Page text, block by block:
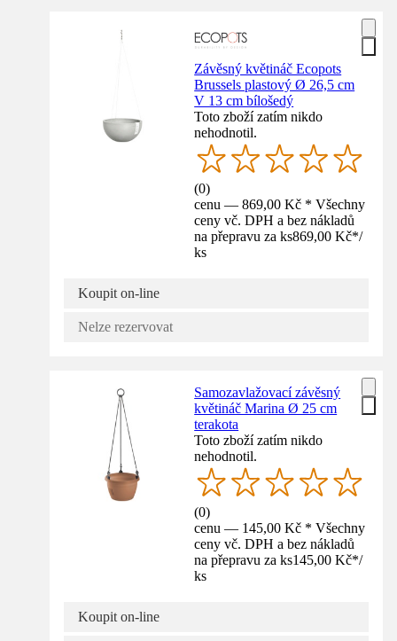
Závěsný květináč Ecopots
Brussels plastový Ø 26,5 cm
V 13 cm bílošedý
Toto zboží zatím nikdo
nehodnotil.
(0)
cenu — 869,00 Kč * Všechny
ceny vč. DPH a bez nákladů
na přepravu za ks869,00 Kč*/
ks
Koupit on-line
Nelze rezervovat
Samozavlažovací závěsný
květináč Marina Ø 25 cm
terakota
Toto zboží zatím nikdo
nehodnotil.
(0)
cenu — 145,00 Kč * Všechny
ceny vč. DPH a bez nákladů
na přepravu za ks145,00 Kč*/
ks
Koupit on-line